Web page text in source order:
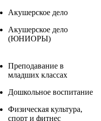
Акушерское дело
Акушерское дело
(ЮНИОРЫ)
Преподавание в
младших классах
Дошкольное воспитание
Физическая культура,
спорт и фитнес